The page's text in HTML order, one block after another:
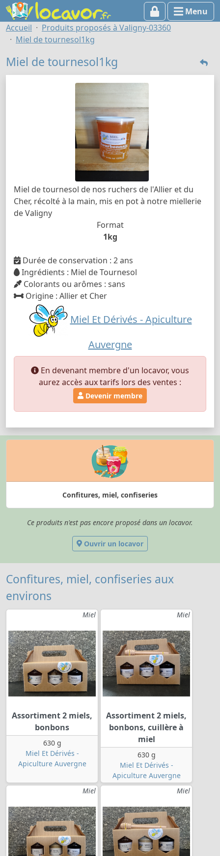
Menu
Accueil
Produits proposés à Valigny-03360
Miel de tournesol1kg
Miel de tournesol1kg
Miel de tournesol de nos ruchers de l'Allier et du
Cher, récolté à la main, mis en pot à notre miellerie
de Valigny
Format
1kg
Durée de conservation : 2 ans
Ingrédients : Miel de Tournesol
Colorants ou arômes : sans
Origine : Allier et Cher
Miel Et Dérivés - Apiculture
Auvergne
En devenant membre d'un locavor, vous
aurez accès aux tarifs lors des ventes :
Devenir membre
Confitures, miel, confiseries
Ce produits n'est pas encore proposé dans un locavor.
Ouvrir un locavor
Confitures, miel, confiseries aux
environs
Miel
Assortiment 2 miels,
bonbons
630 g
Miel Et Dérivés -
Apiculture Auvergne
Miel
Assortiment 2 miels,
bonbons, cuillère à
miel
630 g
Miel Et Dérivés -
Apiculture Auvergne
Miel
Miel